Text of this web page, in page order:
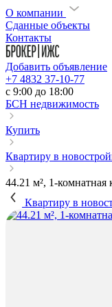
О компании
Сданные объекты
Контакты
Добавить объявление
+7 4832 37-10-77
c 9:00 до 18:00
БСН недвижимость
Купить
Квартиру в
44.21 м², 1-комнатная
Квартиру в